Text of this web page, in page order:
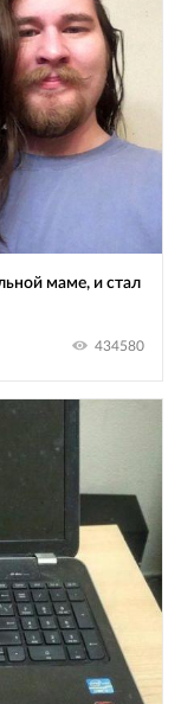
маме, и стал
434580